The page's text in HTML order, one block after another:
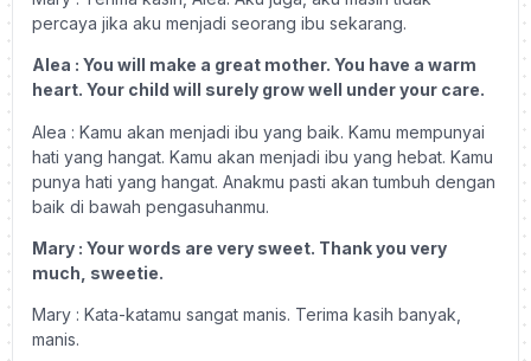
percaya jika aku menjadi seorang ibu sekarang.
Alea : You will make a great mother. You have a warm
heart. Your child will surely grow well under your care.
Alea : Kamu akan menjadi ibu yang baik. Kamu mempunyai
hati yang hangat. Kamu akan menjadi ibu yang hebat. Kamu
punya hati yang hangat. Anakmu pasti akan tumbuh dengan
baik di bawah pengasuhanmu.
Mary : Your words are very sweet. Thank you very
much, sweetie.
Mary : Kata-katamu sangat manis. Terima kasih banyak,
manis.